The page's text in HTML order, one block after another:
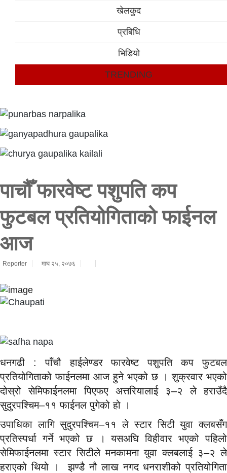
खेलकुद
प्रबिधि
भिडियो
TRENDING
पाचौँ फारवेष्ट पशुपति कप
फुटबल प्रतियोगिताको फाईनल
आज
Reporter माघ २५, २०७६
धनगढी : पाँचौ हाईलेण्डर फारवेष्ट पशुपति कप फुटबल
प्रतियोगिताको फाईनलमा आज हुने भएको छ । शुक्रवार भएको
दोस्रो सेमिफाईनलमा पिएफए अत्तरियालाई ३–२ ले हराउँदै
सुदुरपश्चिम–११ फाईनल पुगेको हो ।
उपाधिका लागि सुदुरपश्चिम–११ ले स्टार सिटी युवा क्लबसँग
प्रतिस्पर्धा गर्ने भएको छ । यसअघि विहीवार भएको पहिलो
सेमिफाईनलमा स्टार सिटीले मनकामना युवा क्लबलाई ३–२ ले
हराएको थियो । झण्डै नौ लाख नगद धनराशीको प्रतियोगिता